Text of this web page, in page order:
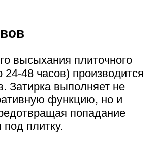
высыхания плиточного
48 часов) производится
Затирка выполняет не
функцию, но и
попадание
под плитку.